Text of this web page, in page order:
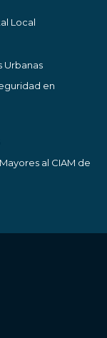
Local
Urbanas
en
al CIAM de